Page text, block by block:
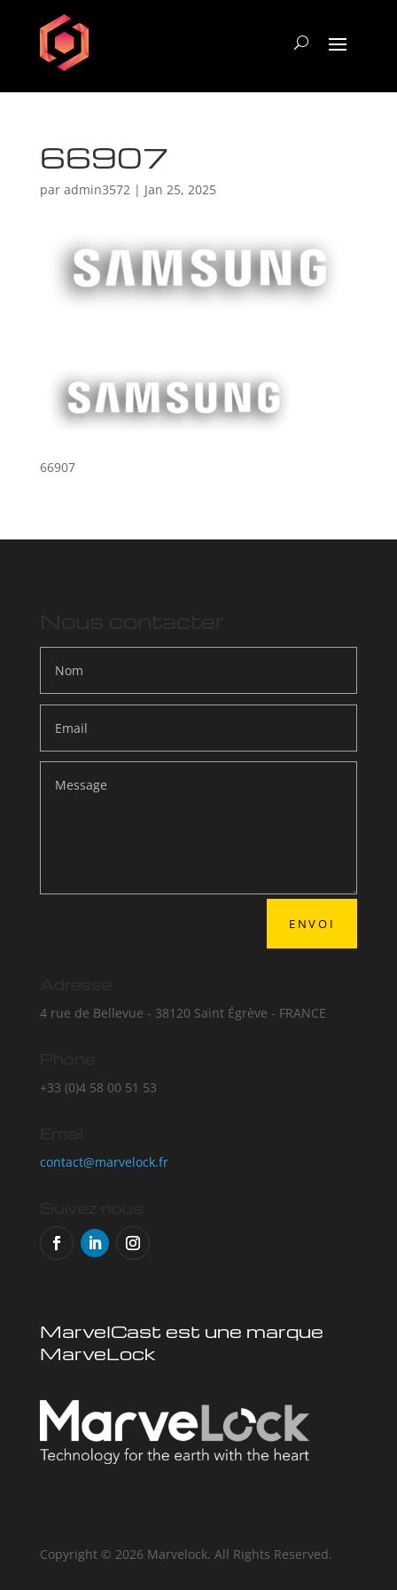
66907
par admin3572| Jan 25, 2025
66907
ENVOI
4 rue de Bellevue - 38120 Saint Égrève - FRANCE
+33 (0)4 58 00 51 53
contact@marvelock.fr
MarvelCast est une marque
MarveLock
Copyright © 2026 Marvelock. All Rights Reserved.